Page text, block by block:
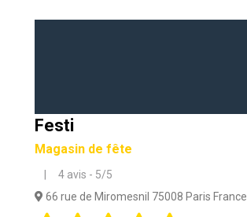
Festi
Magasin de fête
| 4 avis - 5/5
66 rue de Miromesnil 75008 Paris France